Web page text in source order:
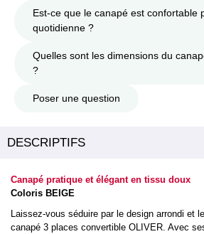
Est-ce que le canapé est confortable
quotidienne ?
Quelles sont les dimensions du
?
Poser une question
DESCRIPTIFS
Canapé pratique et élégant en tissu doux
Coloris BEIGE
Laissez-vous séduire par le design arrondi et
canapé 3 places convertible OLIVER. Avec